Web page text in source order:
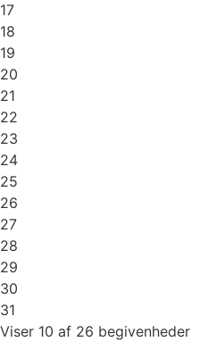
17
18
19
20
21
22
23
24
25
26
27
28
29
30
31
Viser 10 af 26 begivenheder